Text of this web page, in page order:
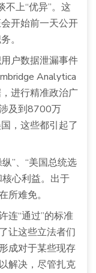
不上“优异”。这
开始前一天公开
。
户数据泄漏事件
Analytica
进行精准政治广
及到8700万
，这些都引起了
”、“美国总统选
心利益。出于
所难免。
连“通过”的标准
让这些立法者们
成对于某些现存
解决，尽管扎克